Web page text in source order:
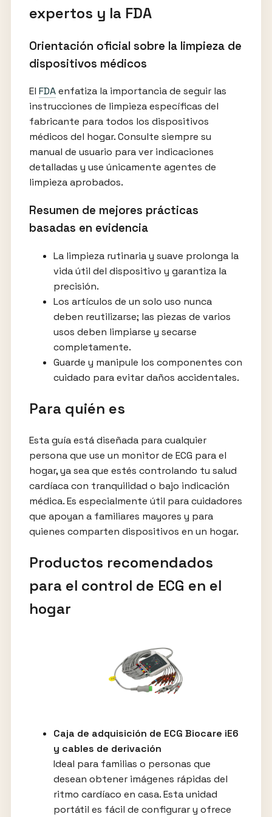
expertos y la FDA
Orientación oficial sobre la limpieza de
dispositivos médicos
El FDAenfatiza la importancia de seguir las
instrucciones de limpieza específicas del
fabricante para todos los dispositivos
médicos del hogar. Consulte siempre su
manual de usuario para ver indicaciones
detalladas y use únicamente agentes de
limpieza aprobados.
Resumen de mejores prácticas
basadas en evidencia
La limpieza rutinaria y suave prolonga la
vida útil del dispositivo y garantiza la
precisión.
Los artículos de un solo uso nunca
deben reutilizarse; las piezas de varios
usos deben limpiarse y secarse
completamente.
Guarde y manipule los componentes con
cuidado para evitar daños accidentales.
Para quién es
Esta guía está diseñada para cualquier
persona que use un monitor de ECG para el
hogar, ya sea que estés controlando tu salud
cardíaca con tranquilidad o bajo indicación
médica. Es especialmente útil para cuidadores
que apoyan a familiares mayores y para
quienes comparten dispositivos en un hogar.
Productos recomendados
para el control de ECG en el
hogar
Caja de adquisición de ECG Biocare iE6
y cables de derivación
Ideal para familias o personas que
desean obtener imágenes rápidas del
ritmo cardíaco en casa. Esta unidad
portátil es fácil de configurar y ofrece